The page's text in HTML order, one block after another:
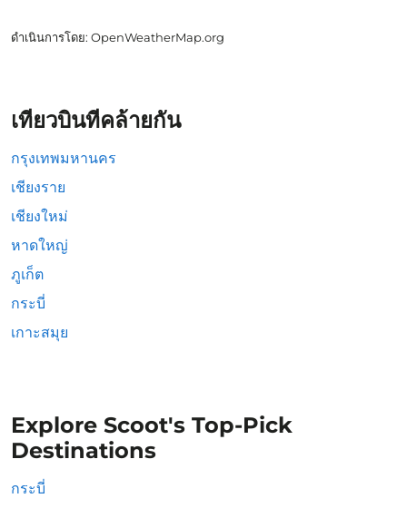
ดำเนินการโดย: OpenWeatherMap.org
เที่ยวบินที่คล้ายกัน
กรุงเทพมหานคร
เชียงราย
เชียงใหม่
หาดใหญ่
ภูเก็ต
กระบี่
เกาะสมุย
Explore Scoot's Top-Pick
Destinations
กระบี่